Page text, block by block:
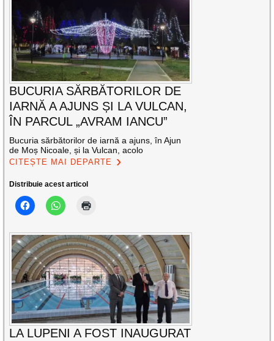
BUCURIA SĂRBĂTORILOR DE
IARNĂ A AJUNS ȘI LA VULCAN,
ÎN PARCUL „AVRAM IANCU”
Bucuria sărbătorilor de iarnă a ajuns, în Ajun
de Moș Nicoale, și la Vulcan, acolo
CITEȘTE MAI DEPARTE
Distribuie acest articol
LA LUPENI A FOST INAUGURAT